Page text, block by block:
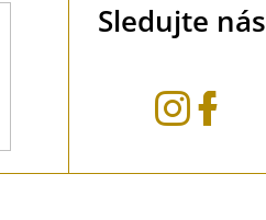
Sledujte nás